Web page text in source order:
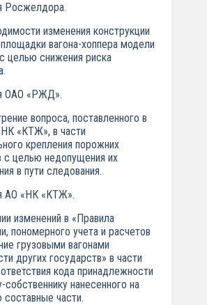
Росжелдора.
изменения конструкции
вагона-хоппера модели
целью снижения риска
ОАО «РЖД».
вопроса, поставленного в
«КТЖ», в части
крепления порожних
с целью недопущения их
в пути следования.
АО «НК «КТЖ».
изменений в «Правила
пономерного учета и расчетов
грузовыми вагонами
других государств» в части
кода принадлежности
собственнику нанесенного на
составные части.